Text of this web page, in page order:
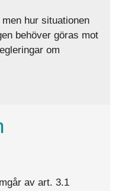
hur situationen
behöver göras mot
om
av art. 3.1